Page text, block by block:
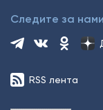
Следите за
RSS лента